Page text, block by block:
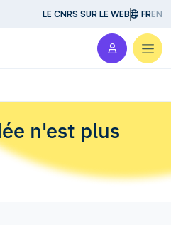
LE CNRS SUR LE WEB FREN
n'est plus